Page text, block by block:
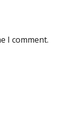
I comment.